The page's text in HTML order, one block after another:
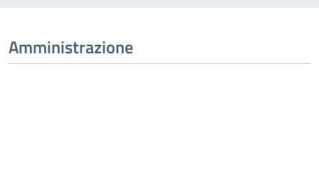
Amministrazione